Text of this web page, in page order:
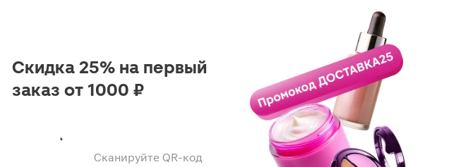
Сканируйте QR-код
Скидка 25% на первый
заказ от 1000 ₽